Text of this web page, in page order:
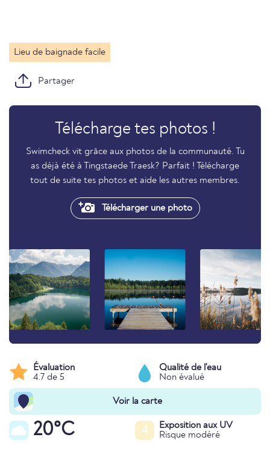
Lieu de baignade facile
Partager
Télécharge tes photos !
Swimcheck vit grâce aux photos de la communauté. Tu
as déjà été à Tingstaede Traesk? Parfait ! Télécharge
tout de suite tes photos et aide les autres membres.
Télécharger une photo
Évaluation
4.7 de 5
Qualité de l'eau
Non évalué
Voir la carte
20°C 4
Exposition aux UV
Risque modéré